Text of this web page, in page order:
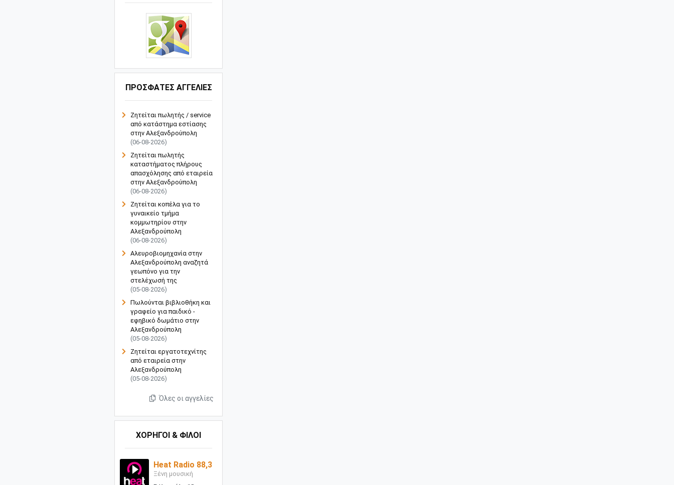
ΠΡΟΣΦΑΤΕΣ ΑΓΓΕΛΙΕΣ
Ζητείται πωλητής / service
από κατάστημα εστίασης
στην Αλεξανδρούπολη
(06-08-2026)
Ζητείται πωλητής
καταστήματος πλήρους
απασχόλησης από εταιρεία
στην Αλεξανδρούπολη
(06-08-2026)
Ζητείται κοπέλα για το
γυναικείο τμήμα
κομμωτηρίου στην
Αλεξανδρούπολη
(06-08-2026)
Αλευροβιομηχανία στην
Αλεξανδρούπολη αναζητά
γεωπόνο για την
στελέχωσή της
(05-08-2026)
Πωλούνται βιβλιοθήκη και
γραφείο για παιδικό -
εφηβικό δωμάτιο στην
Αλεξανδρούπολη
(05-08-2026)
Ζητείται εργατοτεχνίτης
από εταιρεία στην
Αλεξανδρούπολη
(05-08-2026)
Όλες οι αγγελίες
ΧΟΡΗΓΟΙ & ΦΙΛΟΙ
Heat Radio 88,3
Ξένη μουσική